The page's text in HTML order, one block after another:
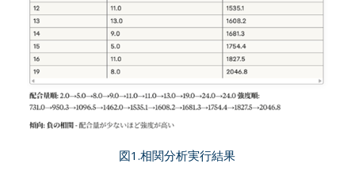
図1.相関分析実行結果